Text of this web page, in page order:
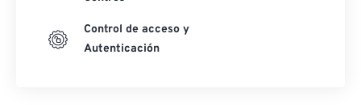
Control de acceso y
Autenticación